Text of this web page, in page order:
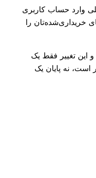
وارد حساب کاربری
خریداری‌شده‌تان را
این تغییر فقط یک
است، نه پایان یک